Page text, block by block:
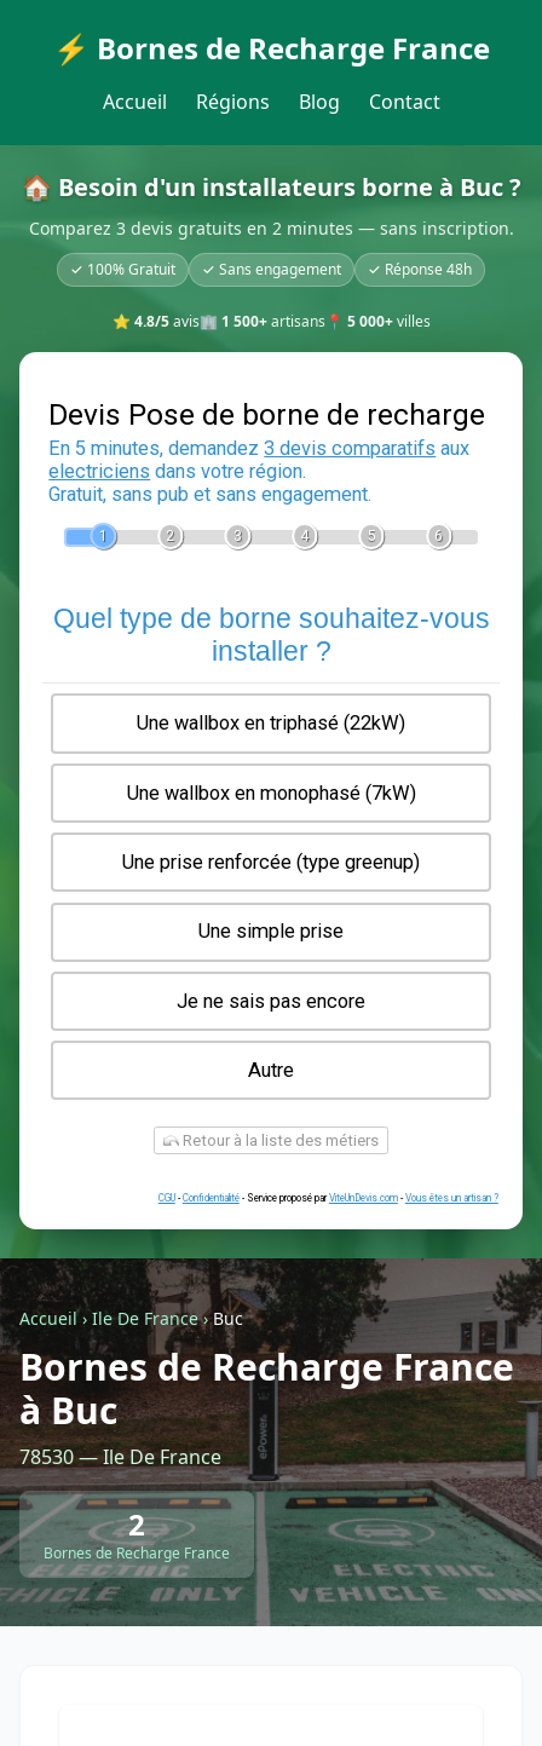
⚡ Bornes de Recharge France
Accueil Régions Blog Contact
🏠 Besoin d'un installateurs borne à Buc ?
Comparez 3 devis gratuits en 2 minutes — sans inscription.
✓ 100% Gratuit ✓ Sans engagement ✓ Réponse 48h
⭐ 4.8/5avis🏢 1 500+artisans 📍 5 000+villes
Devis Pose de borne de
En 5 minutes, demandez3 devis comparatifs
Gratuit, sans pub et sans engagement.
3
Quel type de borne souhaitez-
installer ?
Une wallbox en triphasé (22kW)
Une wallbox en monophasé (7kW)
Une prise renforcée (type greenup)
Une simple prise
Autre
Retour à la liste des métiers
CGU- Confidentialité - Service proposé parViteUnDevis.com-Vous
Accueil› Ile De France›Buc
Bornes de Recharge France
à Buc
78530 — Ile De France
2
Bornes de Recharge France